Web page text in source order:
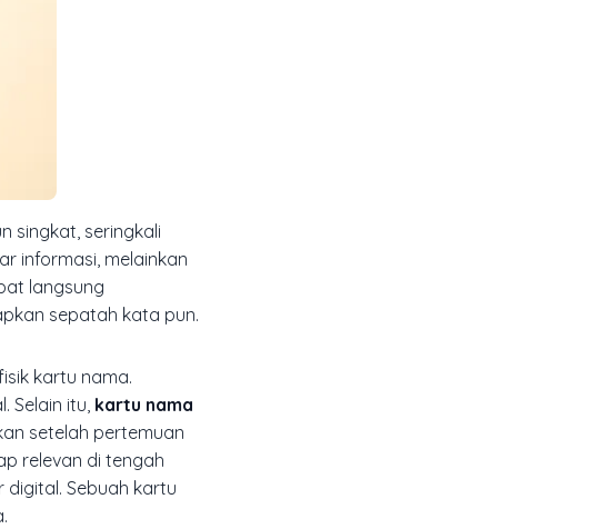
singkat, seringkali
informasi, melainkan
langsung
sepatah kata pun.
kartu nama.
Selain itu, kartu nama
setelah pertemuan
relevan di tengah
Sebuah kartu